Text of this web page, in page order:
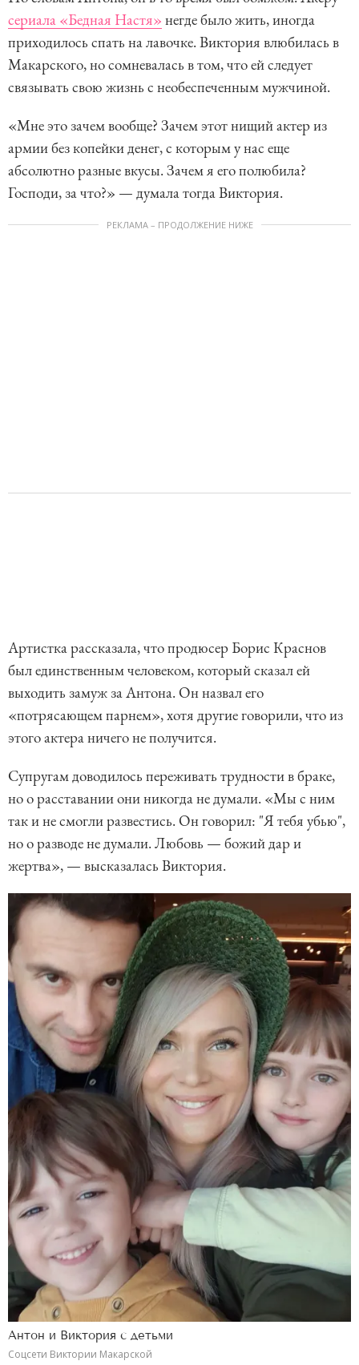
сериала «Бедная Настя» негде было жить, иногда
приходилось спать на лавочке. Виктория влюбилась в
Макарского, но сомневалась в том, что ей следует
связывать свою жизнь с необеспеченным мужчиной.
«Мне это зачем вообще? Зачем этот нищий актер из
армии без копейки денег, с которым у нас еще
абсолютно разные вкусы. Зачем я его полюбила?
Господи, за что?» — думала тогда Виктория.
РЕКЛАМА – ПРОДОЛЖЕНИЕ НИЖЕ
Артистка рассказала, что продюсер Борис Краснов
был единственным человеком, который сказал ей
выходить замуж за Антона. Он назвал его
«потрясающем парнем», хотя другие говорили, что из
этого актера ничего не получится.
Супругам доводилось переживать трудности в браке,
но о расставании они никогда не думали. «Мы с ним
так и не смогли развестись. Он говорил: "Я тебя убью",
но о разводе не думали. Любовь — божий дар и
жертва», — высказалась Виктория.
Антон и Виктория с детьми
Соцсети Виктории Макарской